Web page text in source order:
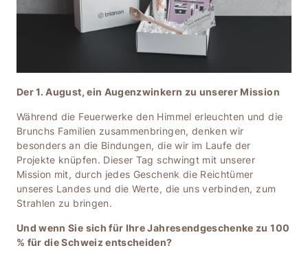
Der 1. August, ein Augenzwinkern zu unserer Mission
Während die Feuerwerke den Himmel erleuchten und die
Brunchs Familien zusammenbringen, denken wir
besonders an die Bindungen, die wir im Laufe der
Projekte knüpfen. Dieser Tag schwingt mit unserer
Mission mit, durch jedes Geschenk die Reichtümer
unseres Landes und die Werte, die uns verbinden, zum
Strahlen zu bringen.
Und wenn Sie sich für Ihre Jahresendgeschenke zu 100
% für die Schweiz entscheiden?